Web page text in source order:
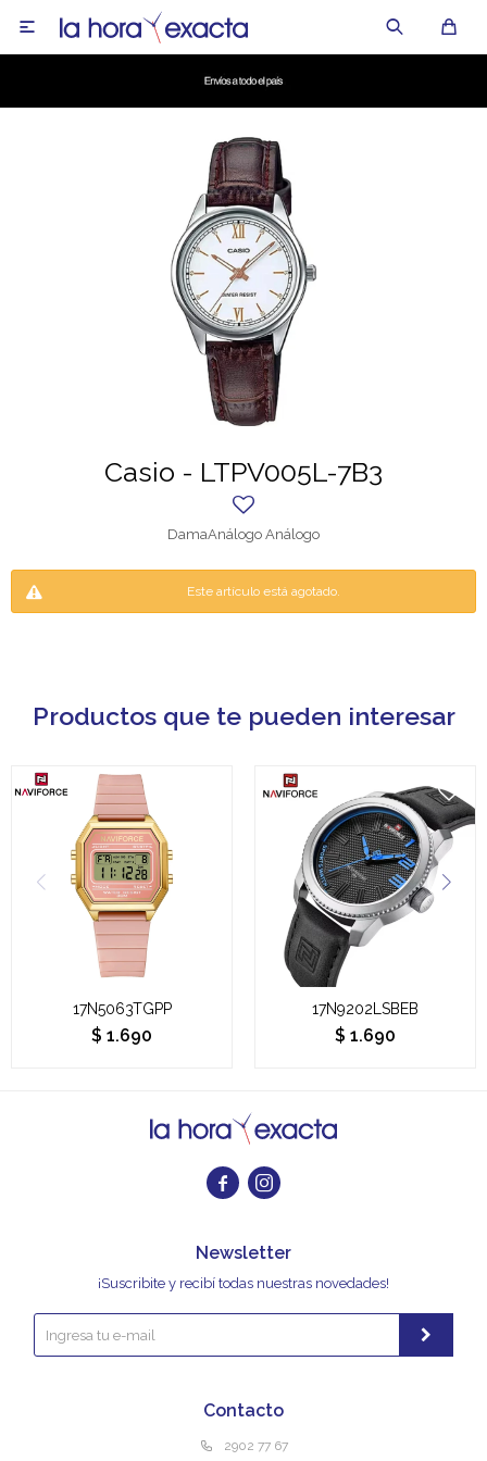

Casio - LTPV005L-7B3
DamaAnálogo Análogo
Este artículo está agotado.
Productos que te pueden interesar
17N5063TGPP
$ 1.690
17N9202LSBEB
$ 1.690
 
Contacto
2902 77 67
Newsletter
¡Suscribite y recibí todas nuestras novedades!